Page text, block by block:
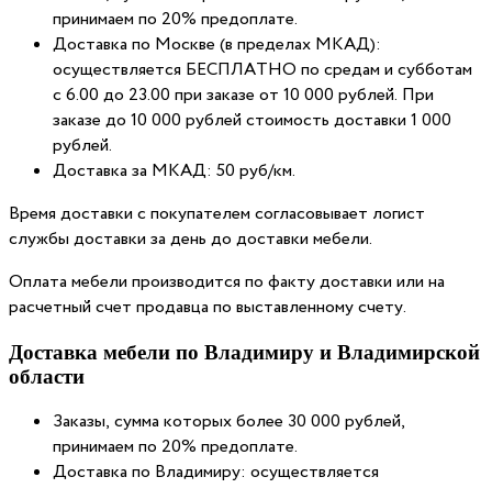
принимаем по 20% предоплате.
Доставка по Москве (в пределах МКАД):
осуществляется БЕСПЛАТНО по средам и субботам
с 6.00 до 23.00 при заказе от 10 000 рублей. При
заказе до 10 000 рублей стоимость доставки 1 000
рублей.
Доставка за МКАД: 50 руб/км.
Время доставки с покупателем согласовывает логист
службы доставки за день до доставки мебели.
Оплата мебели производится по факту доставки или на
расчетный счет продавца по выставленному счету.
Доставка мебели по Владимиру и Владимирской
области
Заказы, сумма которых более 30 000 рублей,
принимаем по 20% предоплате.
Доставка по Владимиру: осуществляется